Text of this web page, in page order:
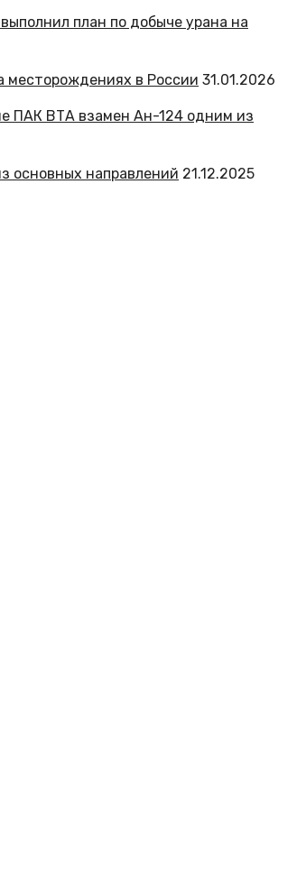
месторождениях в России 31.01.2026
основных направлений 21.12.2025